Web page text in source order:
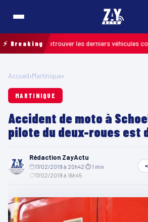
⚡ Breaking
pour retrouver les derniers véhicules
Accueil›Martinique›
MARTINIQUE
Accident de moto à
pilote du deux-roues est
Rédaction ZayActu
17/02/2019 à 20h42 ⏱ 1 min
17/02/2019 à 16h45